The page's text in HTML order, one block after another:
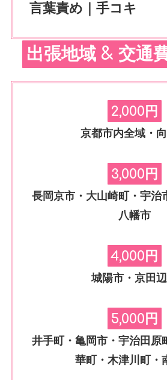
言葉責め｜手コキ
出張地域 & 交通
2,000円
京都市内全域・
3,000円
長岡京市・大山崎町・宇治
八幡市
4,000円
城陽市・京田
5,000円
井手町・亀岡市・宇治田原
華町・木津川町・